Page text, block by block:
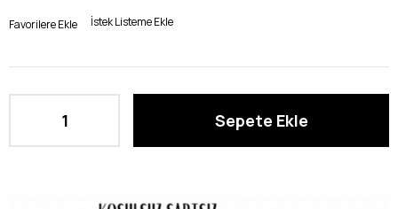
Favorilere Ekle İstek Listeme Ekle